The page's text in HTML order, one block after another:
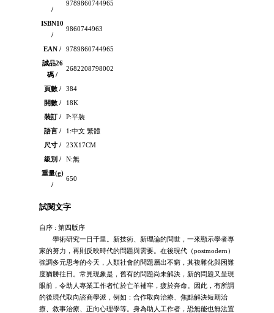
/
9789860744965
ISBN10
/
9860744963
EAN /
9789860744965
誠品26
碼 /
2682208798002
頁數 /
384
開數 /
18K
裝訂 /
P:平裝
語言 /
1:中文 繁體
尺寸 /
23X17CM
級別 /
N:無
重量(g)
/
650
試閱文字
自序 : 第四版序
學術研究一日千里。新技術、新理論的問世，一來顯示學者專
家的努力，再則反映時代的問題與需要。在後現代（postmodern）
強調多元思考的今天，人類社會的問題層出不窮，其複雜化與困難
度猶勝往日。常見現象是，舊有的問題尚未解決，新的問題又呈現
眼前，令助人專業工作者忙於亡羊補牢，疲於奔命。因此，有所謂
的後現代取向諮商學派，例如：合作取向治療、焦點解決短期治
療、敘事治療、正向心理學等。身為助人工作者，恐無能也無法置